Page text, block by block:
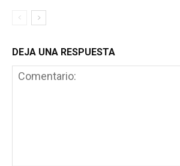
DEJA UNA RESPUESTA